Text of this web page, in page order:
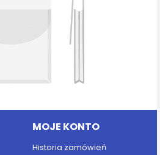
MOJE KONTO
Historia zamówień